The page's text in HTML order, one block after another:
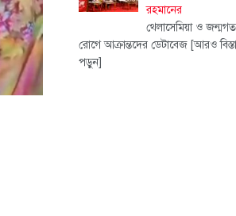
রহমানের
থেলাসেমিয়া ও
রোগে আক্রান্তদের ডেটাবেজ [আরও
পড়ুন]